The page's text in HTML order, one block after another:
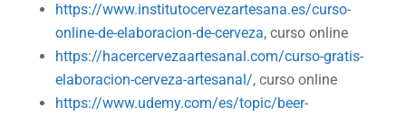
https://www.institutocervezartesana.es/curso-
online-de-elaboracion-de-cerveza, curso online
https://hacercervezaartesanal.com/curso-gratis-
elaboracion-cerveza-artesanal/, curso online
https://www.udemy.com/es/topic/beer-